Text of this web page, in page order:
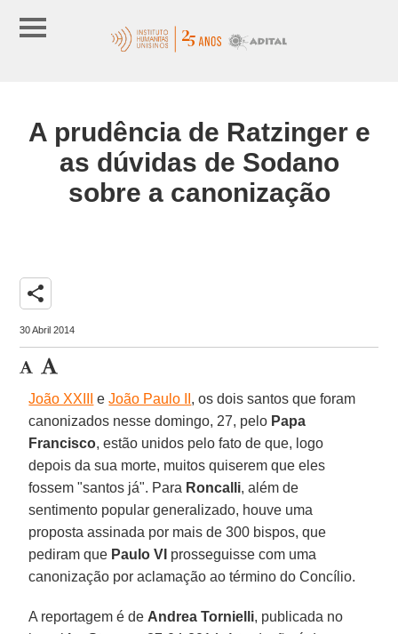
A prudência de Ratzinger e
as dúvidas de Sodano
sobre a canonização
share
30 Abril 2014
João XXIII eJoão Paulo II , os dois santos que foram
canonizados nesse domingo, 27, pelo Papa
Francisco, estão unidos pelo fato de que, logo
depois da sua morte, muitos quiserem que eles
fossem "santos já". Para Roncalli, além de
sentimento popular generalizado, houve uma
proposta assinada por mais de 300 bispos, que
pediram que Paulo VI prosseguisse com uma
canonização por aclamação ao término do Concílio.
A reportagem é de Andrea Tornielli, publicada no